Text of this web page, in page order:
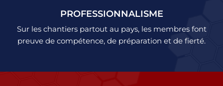
PROFESSIONNALISME
Sur les chantiers partout au pays, les membres font
preuve de compétence, de préparation et de fierté.